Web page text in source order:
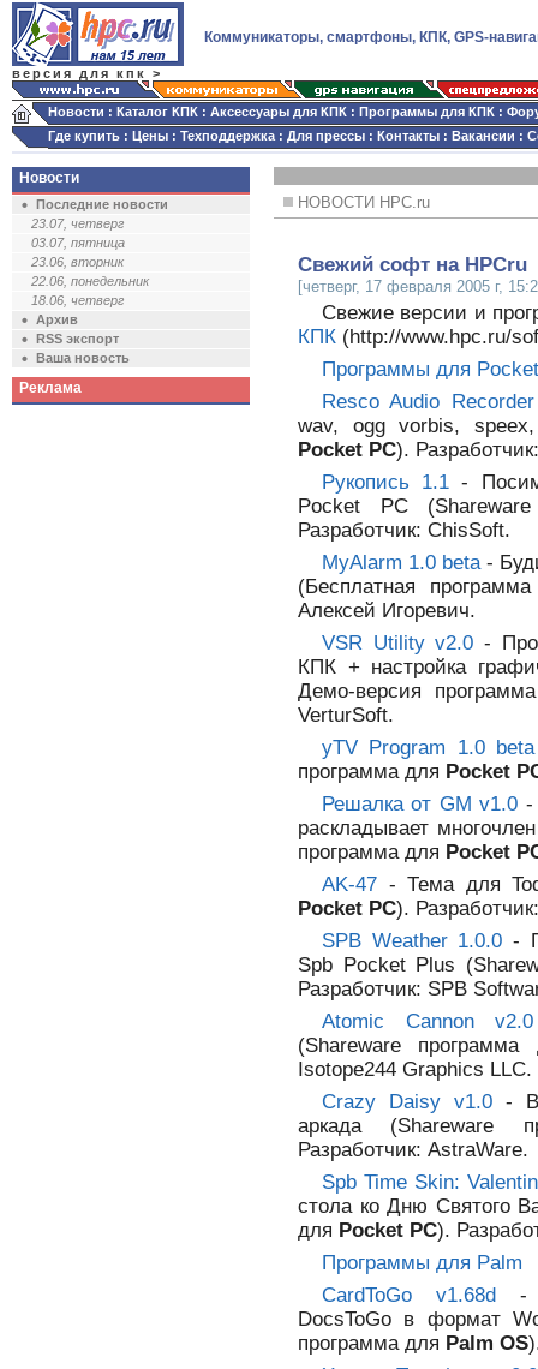
версия для кпк >
Коммуникаторы, смартфоны, КПК, GPS-
Новости : Каталог КПК : Аксессуары для КПК : Программы для КПК :
Где купить : Цены : Техподдержка : Для прессы : Контакты : Вакансии :
Новости
Последние новости
23.07, четверг
03.07, пятница
23.06, вторник
22.06, понедельник
18.06, четверг
Архив
RSS экспорт
Ваша новость
Реклама
НОВОСТИ HPC.ru
Cвежий софт на HPCru
[четверг, 17 февраля 2005 г,
Свежие версии и
КПК (http://www.hpc.ru/
Программы для
Resco Audio
wav, ogg vorbis,
Pocket PC).
Рукопись 1.1 -
Pocket PC
Разработчик: ChisSoft.
MyAlarm 1.0 beta-
(Бесплатная
Алексей Игоревич.
VSR Utility v2.0 -
КПК + настройка
Демо-версия
VerturSoft.
yTV Program 1.0
программа для Pocket
Решалка от GM v1.0 -
раскладывает
программа для Pocket
AK-47 - Тема для
Pocket PC).
SPB Weather 1.0.0 -
Spb Pocket Plus
Разработчик: SPB
Atomic Cannon v2.0
(Shareware
Isotope244 Graphics LLC.
Crazy Daisy v1.0 -
аркада (Shareware
Разработчик: AstraWare.
Spb Time Skin:
стола ко Дню Святого
для Pocket PC).
Программы для Palm
CardToGo v1.68d-
DocsToGo в формат
программа для Palm OS